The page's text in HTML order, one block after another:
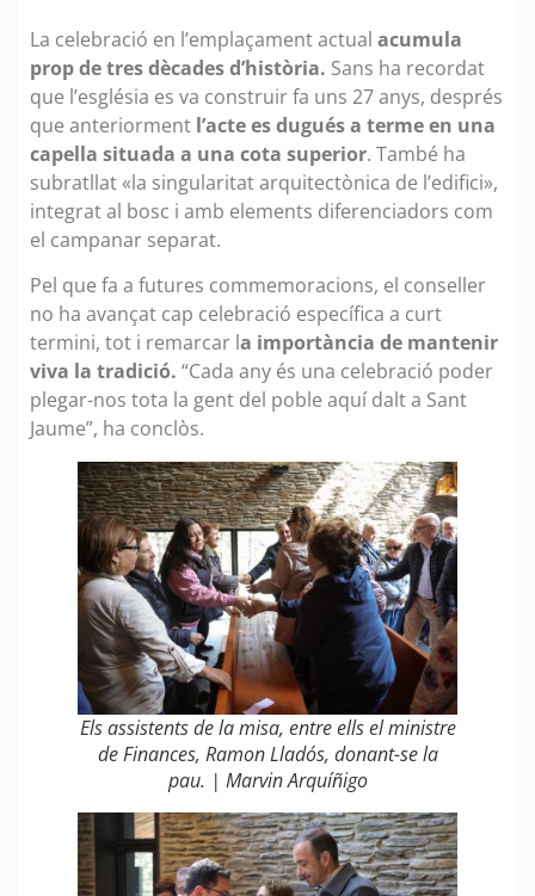
La celebració en l’emplaçament actual acumula
prop de tres dècades d’història. Sans ha recordat
que l’església es va construir fa uns 27 anys, després
que anteriorment l’acte es dugués a terme en una
capella situada a una cota superior. També ha
subratllat «la singularitat arquitectònica de l’edifici»,
integrat al bosc i amb elements diferenciadors com
el campanar separat.
Pel que fa a futures commemoracions, el conseller
no ha avançat cap celebració específica a curt
termini, tot i remarcar la importància de mantenir
viva la tradició. “Cada any és una celebració poder
plegar-nos tota la gent del poble aquí dalt a Sant
Jaume”, ha conclòs.
Els assistents de la misa, entre ells el ministre
de Finances, Ramon Lladós, donant-se la
pau. | Marvin Arquíñigo